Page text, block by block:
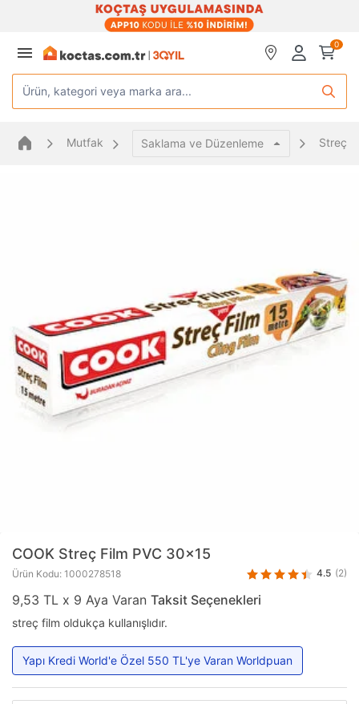
0
Ürün, kategori veya marka ara...
Mutfak Saklama ve Düzenleme Streç
COOK Streç Film PVC 30x15
Ürün Kodu: 1000278518 4.5 (2)
9,53 TL x 9 Aya Varan Taksit Seçenekleri
streç film oldukça kullanışlıdır.
Yapı Kredi World'e Özel 550 TL'ye Varan Worldpuan